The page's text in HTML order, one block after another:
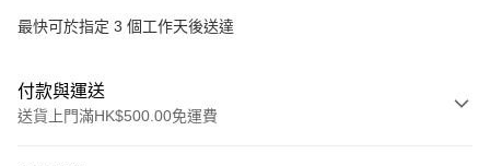
最快可於指定 3 個工作天後送達
付款與運送
送貨上門滿HK$500.00免運費